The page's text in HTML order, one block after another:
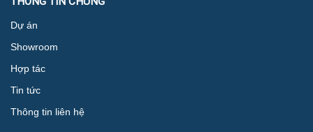
Dự án
Showroom
Hợp tác
Tin tức
Thông tin liên hệ